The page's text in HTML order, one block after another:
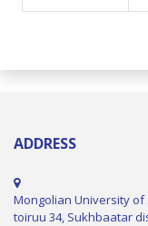
ADDRESS
Mongolian University of
toiruu 34, Sukhbaatar